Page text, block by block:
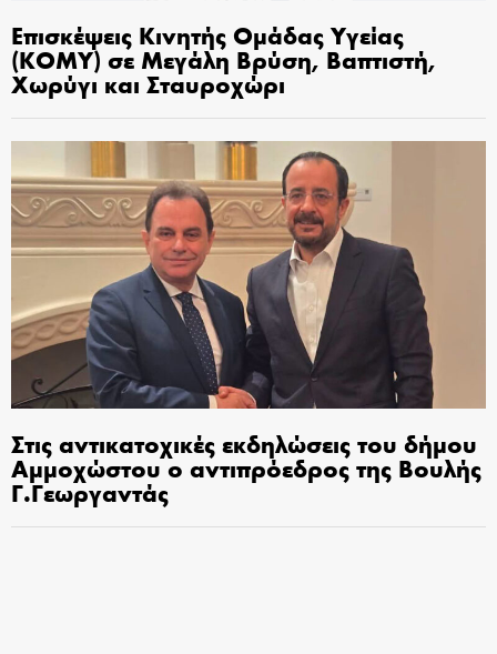
Επισκέψεις Κινητής Ομάδας Υγείας
(ΚΟΜΥ) σε Μεγάλη Βρύση, Βαπτιστή,
Χωρύγι και Σταυροχώρι
Στις αντικατοχικές εκδηλώσεις του δήμου
Αμμοχώστου ο αντιπρόεδρος της Βουλής
Γ.Γεωργαντάς